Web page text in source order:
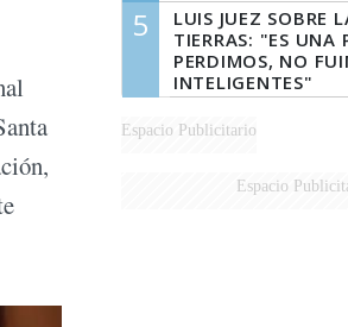
5
LUIS JUEZ SOBRE
TIERRAS: "ES UNA
PERDIMOS, NO
INTELIGENTES"
Espacio Publicitario
Espacio